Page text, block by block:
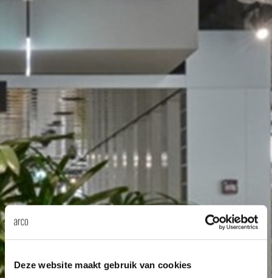
Deze website maakt gebruik van cookies
dick